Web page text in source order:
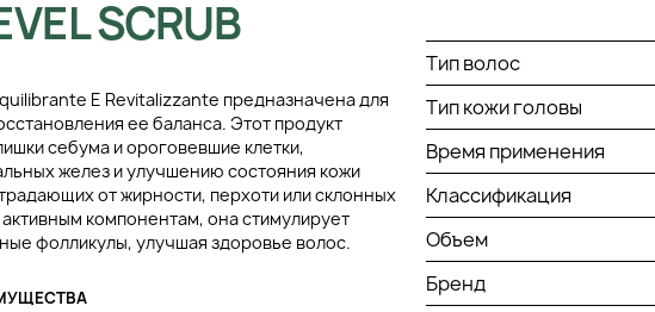
SCRUB
E Revitalizzante предназначена для
ее баланса. Этот продукт
себума и ороговевшие клетки,
желез и улучшению состояния кожи
от жирности, перхоти или склонных
компонентам, она стимулирует
фолликулы, улучшая здоровье волос.
Тип волос
Тип кожи головы
Время применения
Классификация
Объем
Бренд